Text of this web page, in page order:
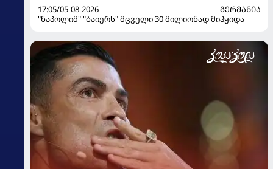
17:05/05-08-2026
ᲒᲔᲠᲛᲐᲜᲘᲐ
"ნაპოლიმ" "ბაიერს" მცველი 30 მილიონად მიჰყიდა